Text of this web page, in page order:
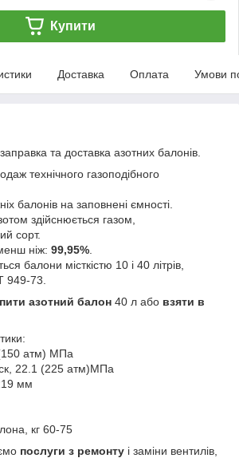
Купити
Доставка Оплата Умови
та доставка азотних балонів.
технічного газоподібного
балонів на заповнені ємності.
здійснюється газом,
сорт.
ніж: 99,95%
балони місткістю 10 і 40 літрів,
949-73.
азотний балон 40 л або взяти в
атм) МПа
22.1 (225 атм)МПа
мм
кг 60-75
послуги з ремонту і заміни вентилів,